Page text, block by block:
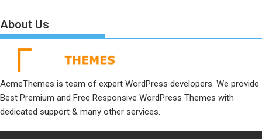
About Us
AcmeThemes is team of expert WordPress developers. We provide
Best Premium and Free Responsive WordPress Themes with
dedicated support & many other services.